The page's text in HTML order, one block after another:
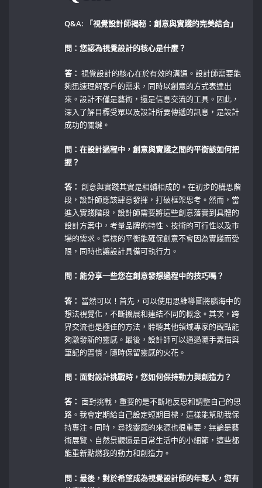
Q&A: 「視覺設計師揭秘：創意與實踐的完美結合」
問：您認為視覺設計的核心是什麼？
答： 視覺設計的核心在於有效的溝通。設計師需要能
夠迅速理解客戶的需求，同時以創意的方式表達出
來。設計不僅是藝術，還是信息交流的工具。因此，
深入了解目標受眾以及設計所要傳遞的訊息，是設計
成功的關鍵。
問：在設計過程中，創意與實踐之間的平衡該如何把
握？
答： 創意與實踐其實是相輔相成的。在初步的構思階
段，設計師應該肆意發揮，打破框架思考。然而，當
進入實踐階段，設計師需要將這些創意落實到具體的
設計方案中，考量品牌的特性、技術的可行性以及市
場的需求。這樣的平衡能確保創意不會因為實踐而受
限，同時也讓設計具備可執行力。
問：能分享一些您在創意發想過程中的技巧嗎？
答： 當然可以！首先，可以使用思維導圖將腦海中的
想法視覺化，不斷擴展和連結不同的概念。其次，跨
界交流也是極佳的方法，聆聽其他領域專家的觀點能
夠激發新的靈感。最後，設計師可以通過隨手素描與
筆記的習慣，隨時保留靈感的火花。
問：面對設計挑戰時，您如何保持動力與創造力？
答： ‍面對挑戰，重要的是不斷地反思和調整自己的思
路。我會定期給自己設定短期目標，這樣能幫助我保
持專注。同時，尋找靈感的來源也很重要，無論是藝
術展覽、自然景觀還是日常生活中的小細節，這些都
能重新點燃我的動力和創造力。
問：最後，對於希望成為視覺設計師的年輕人，您有